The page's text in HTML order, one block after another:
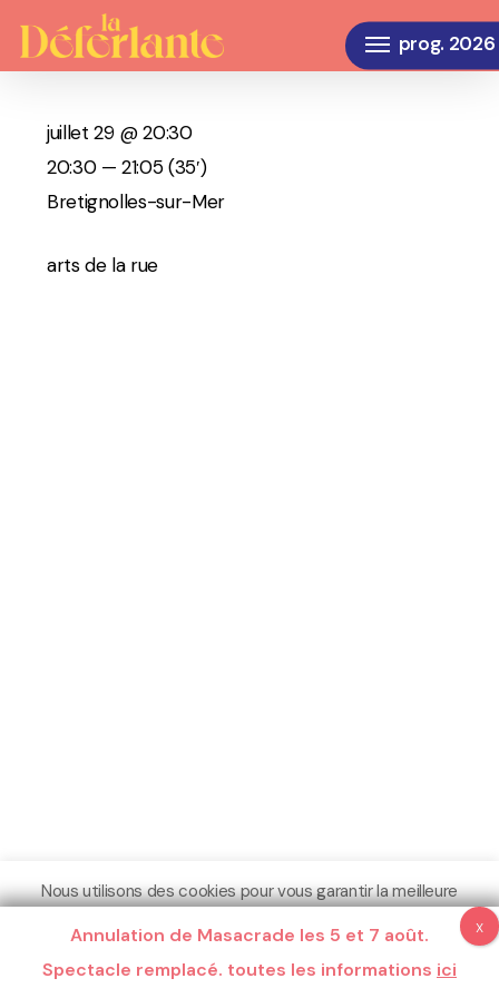
content
Menu
juillet 29 @ 20:30
20:30 — 21:05 (35′)
Bretignolles-sur-Mer
arts de la rue
Nous utilisons des cookies pour vous garantir la meilleure
expérience sur notre site.
Plus d'informations
Compris Ne pas me pister
Annulation de Masacrade les 5 et 7 août.
Spectacle remplacé. toutes les informations ici